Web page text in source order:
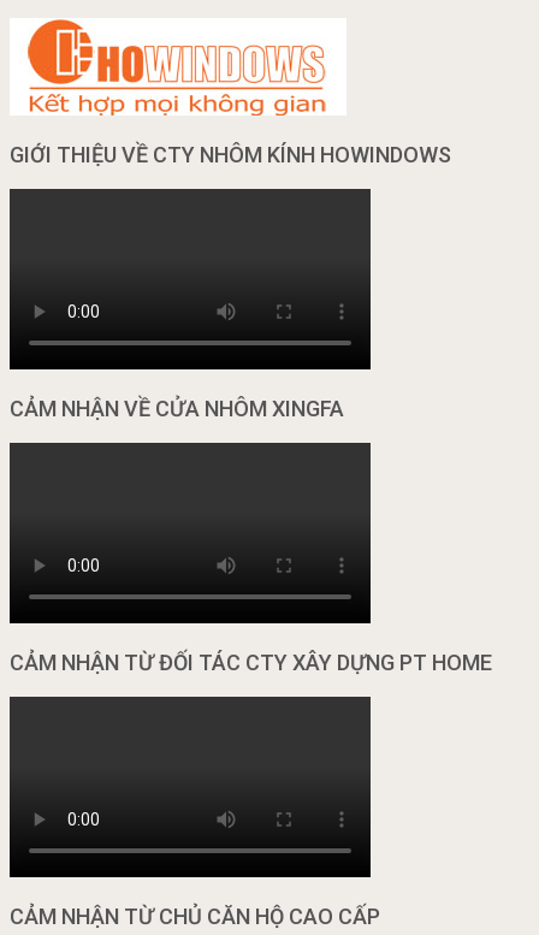
GIỚI THIỆU VỀ CTY NHÔM KÍNH HOWINDOWS
CẢM NHẬN VỀ CỬA NHÔM XINGFA
CẢM NHẬN TỪ ĐỐI TÁC CTY XÂY DỰNG PT HOME
CẢM NHẬN TỪ CHỦ CĂN HỘ CAO CẤP